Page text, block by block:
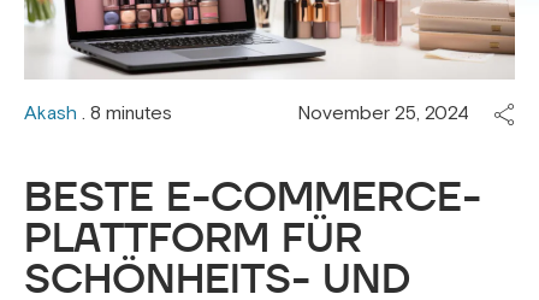
Akash . 8 minutes November 25, 2024
BESTE E-COMMERCE-
PLATTFORM FÜR
SCHÖNHEITS- UND